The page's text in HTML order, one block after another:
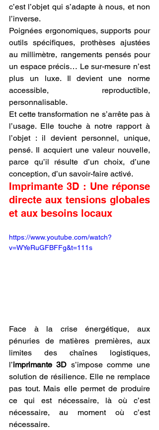
c’est l’objet qui s’adapte à nous, et non
l’inverse.
Poignées ergonomiques, supports pour
outils spécifiques, prothèses ajustées
au millimètre, rangements pensés pour
un espace précis… Le sur-mesure n’est
plus un luxe. Il devient une norme
accessible, reproductible,
personnalisable.
Et cette transformation ne s’arrête pas à
l’usage. Elle touche à notre rapport à
l’objet : il devient personnel, unique,
pensé. Il acquiert une valeur nouvelle,
parce qu’il résulte d’un choix, d’une
conception, d’un savoir-faire activé.
Imprimante 3D : Une réponse
directe aux tensions globales
et aux besoins locaux
https://www.youtube.com/watch?
v=WYeRuGFBFFg&t=111s
Face à la crise énergétique, aux
pénuries de matières premières, aux
limites des chaînes logistiques,
l’imprimante 3D s’impose comme une
solution de résilience. Elle ne remplace
pas tout. Mais elle permet de produire
ce qui est nécessaire, là où c’est
nécessaire, au moment où c’est
nécessaire.